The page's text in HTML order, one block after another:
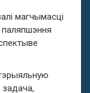
магчымасці
паляпшэння